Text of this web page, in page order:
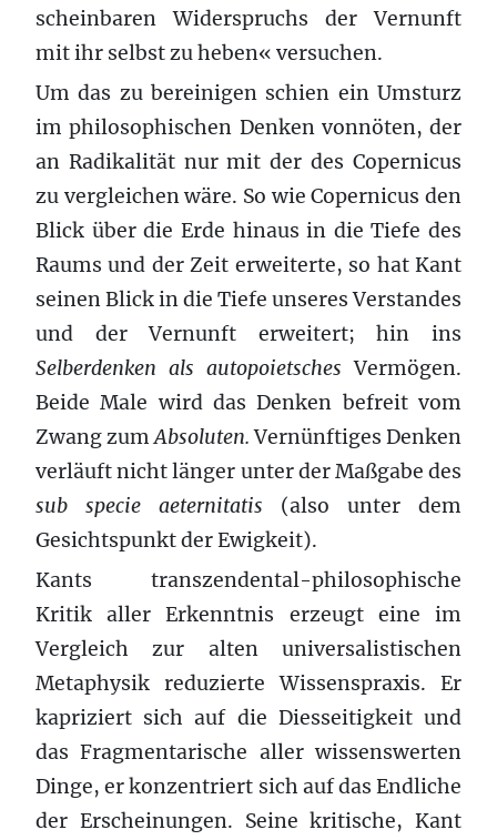
scheinbaren Widerspruchs der Vernunft
mit ihr selbst zu heben« versuchen.
Um das zu bereinigen schien ein Umsturz
im philosophischen Denken vonnöten, der
an Radikalität nur mit der des Copernicus
zu vergleichen wäre. So wie Copernicus den
Blick über die Erde hinaus in die Tiefe des
Raums und der Zeit erweiterte, so hat Kant
seinen Blick in die Tiefe unseres Verstandes
und der Vernunft erweitert; hin ins
Selberdenken als autopoietsches Vermögen.
Beide Male wird das Denken befreit vom
Zwang zumAbsoluten.Vernünftiges Denken
verläuft nicht länger unter der Maßgabe des
sub specie aeternitatis (also unter dem
Gesichtspunkt der Ewigkeit).
Kants transzendental-philosophische
Kritik aller Erkenntnis erzeugt eine im
Vergleich zur alten universalistischen
Metaphysik reduzierte Wissenspraxis. Er
kapriziert sich auf die Diesseitigkeit und
das Fragmentarische aller wissenswerten
Dinge, er konzentriert sich auf das Endliche
der Erscheinungen. Seine kritische, Kant